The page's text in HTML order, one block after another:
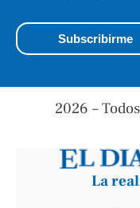
2026 –
La